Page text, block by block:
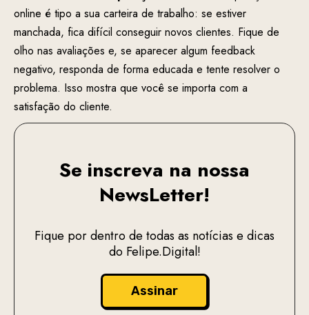
online é tipo a sua carteira de trabalho: se estiver
manchada, fica difícil conseguir novos clientes. Fique de
olho nas avaliações e, se aparecer algum feedback
negativo, responda de forma educada e tente resolver o
problema. Isso mostra que você se importa com a
satisfação do cliente.
Se inscreva na nossa
NewsLetter!
Fique por dentro de todas as notícias e dicas
do Felipe.Digital!
Assinar